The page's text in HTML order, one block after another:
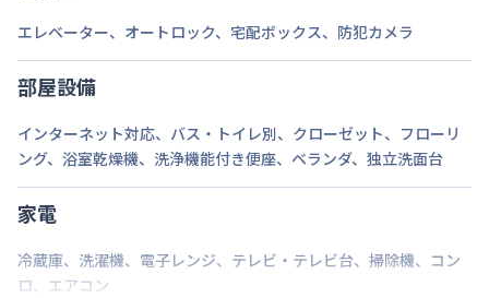
エレベーター、 オートロック、 宅配ボックス、 防犯カメラ
部屋設備
インターネット対応、 バス・トイレ別、 クローゼット、 フローリ
ング、 浴室乾燥機、 洗浄機能付き便座、 ベランダ、 独立洗面台
家電
冷蔵庫、 洗濯機、 電子レンジ、 テレビ・テレビ台、 掃除機、 コン
ロ、 エアコン